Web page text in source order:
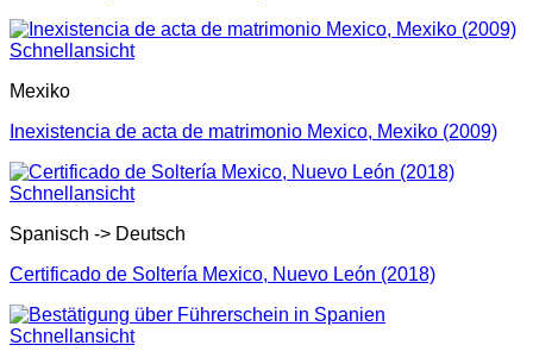
Schnellansicht
Mexiko
Inexistencia de acta de matrimonio Mexico, Mexiko (2009)
Schnellansicht
Spanisch -> Deutsch
Certificado de Soltería Mexico, Nuevo León (2018)
Schnellansicht